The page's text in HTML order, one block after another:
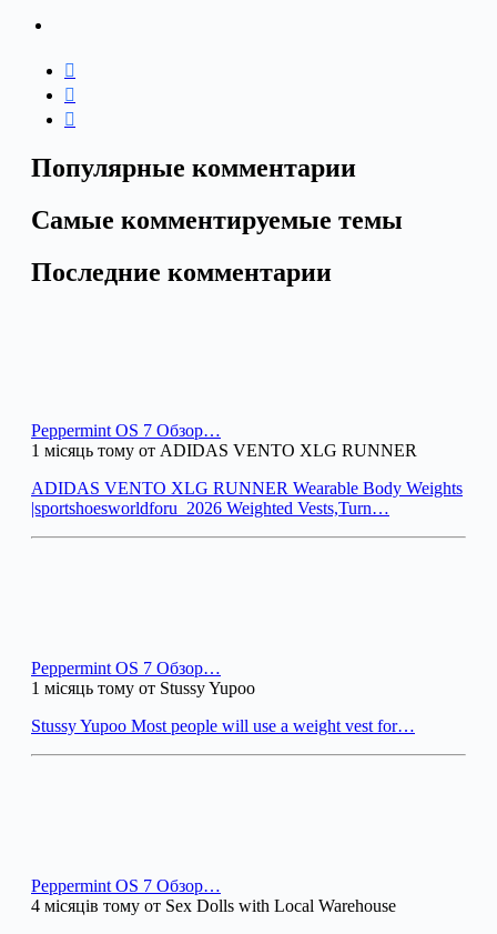
Популярные комментарии
Самые комментируемые темы
Последние комментарии
Peppermint OS 7 Обзор…
1 місяць тому от ADIDAS VENTO XLG RUNNER
ADIDAS VENTO XLG RUNNER Wearable Body Weights
|sportshoesworldforu_2026 Weighted Vests,Turn…
Peppermint OS 7 Обзор…
1 місяць тому от Stussy Yupoo
Stussy Yupoo Most people will use a weight vest for…
Peppermint OS 7 Обзор…
4 місяців тому от Sex Dolls with Local Warehouse